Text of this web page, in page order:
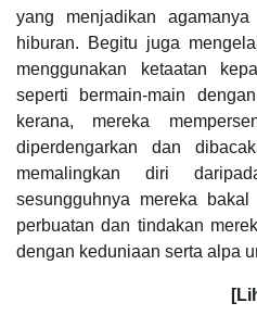
yang menjadikan
hiburan. Begitu juga
menggunakan ketaatan
seperti bermain-main
kerana, mereka
diperdengarkan dan
memalingkan diri
sesungguhnya mereka
perbuatan dan tindakan
dengan keduniaan serta alpa